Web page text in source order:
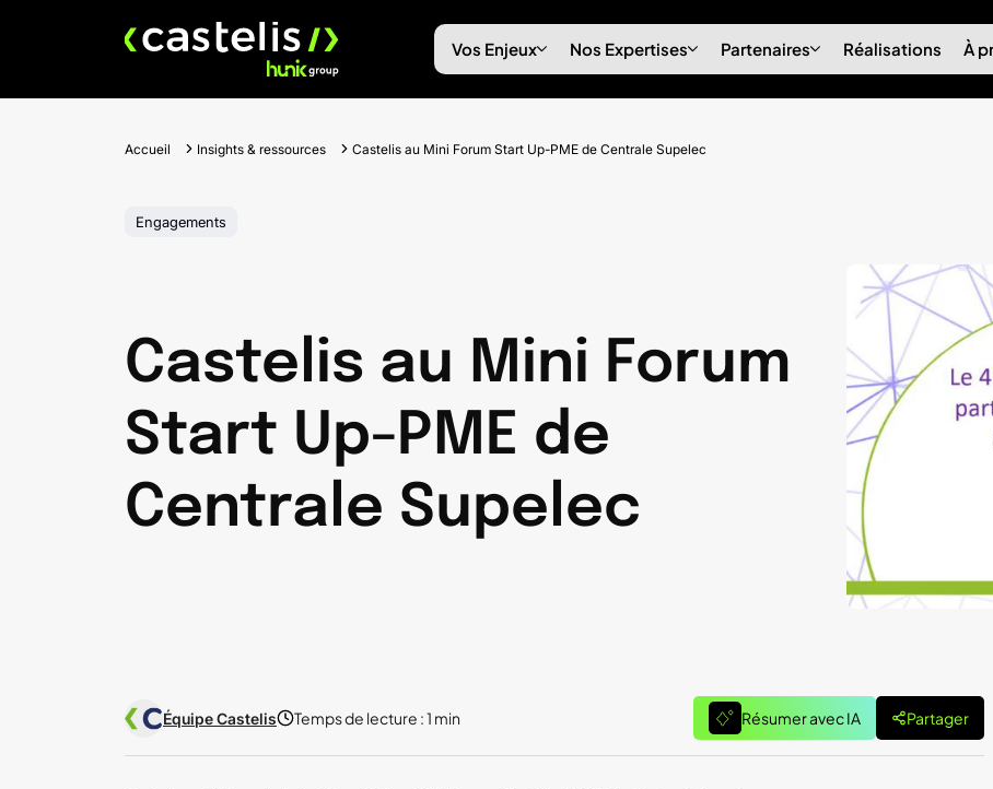
Vos Enjeux Nos Expertises Partenaires Réalisations À
Accueil Insights & ressources Castelis au Mini Forum Start Up-PME de Centrale Supelec
Engagements
Castelis au Mini Forum
Start Up-PME de
Centrale Supelec
Équipe Castelis Temps de lecture :1 min Résumer avec IA Partager